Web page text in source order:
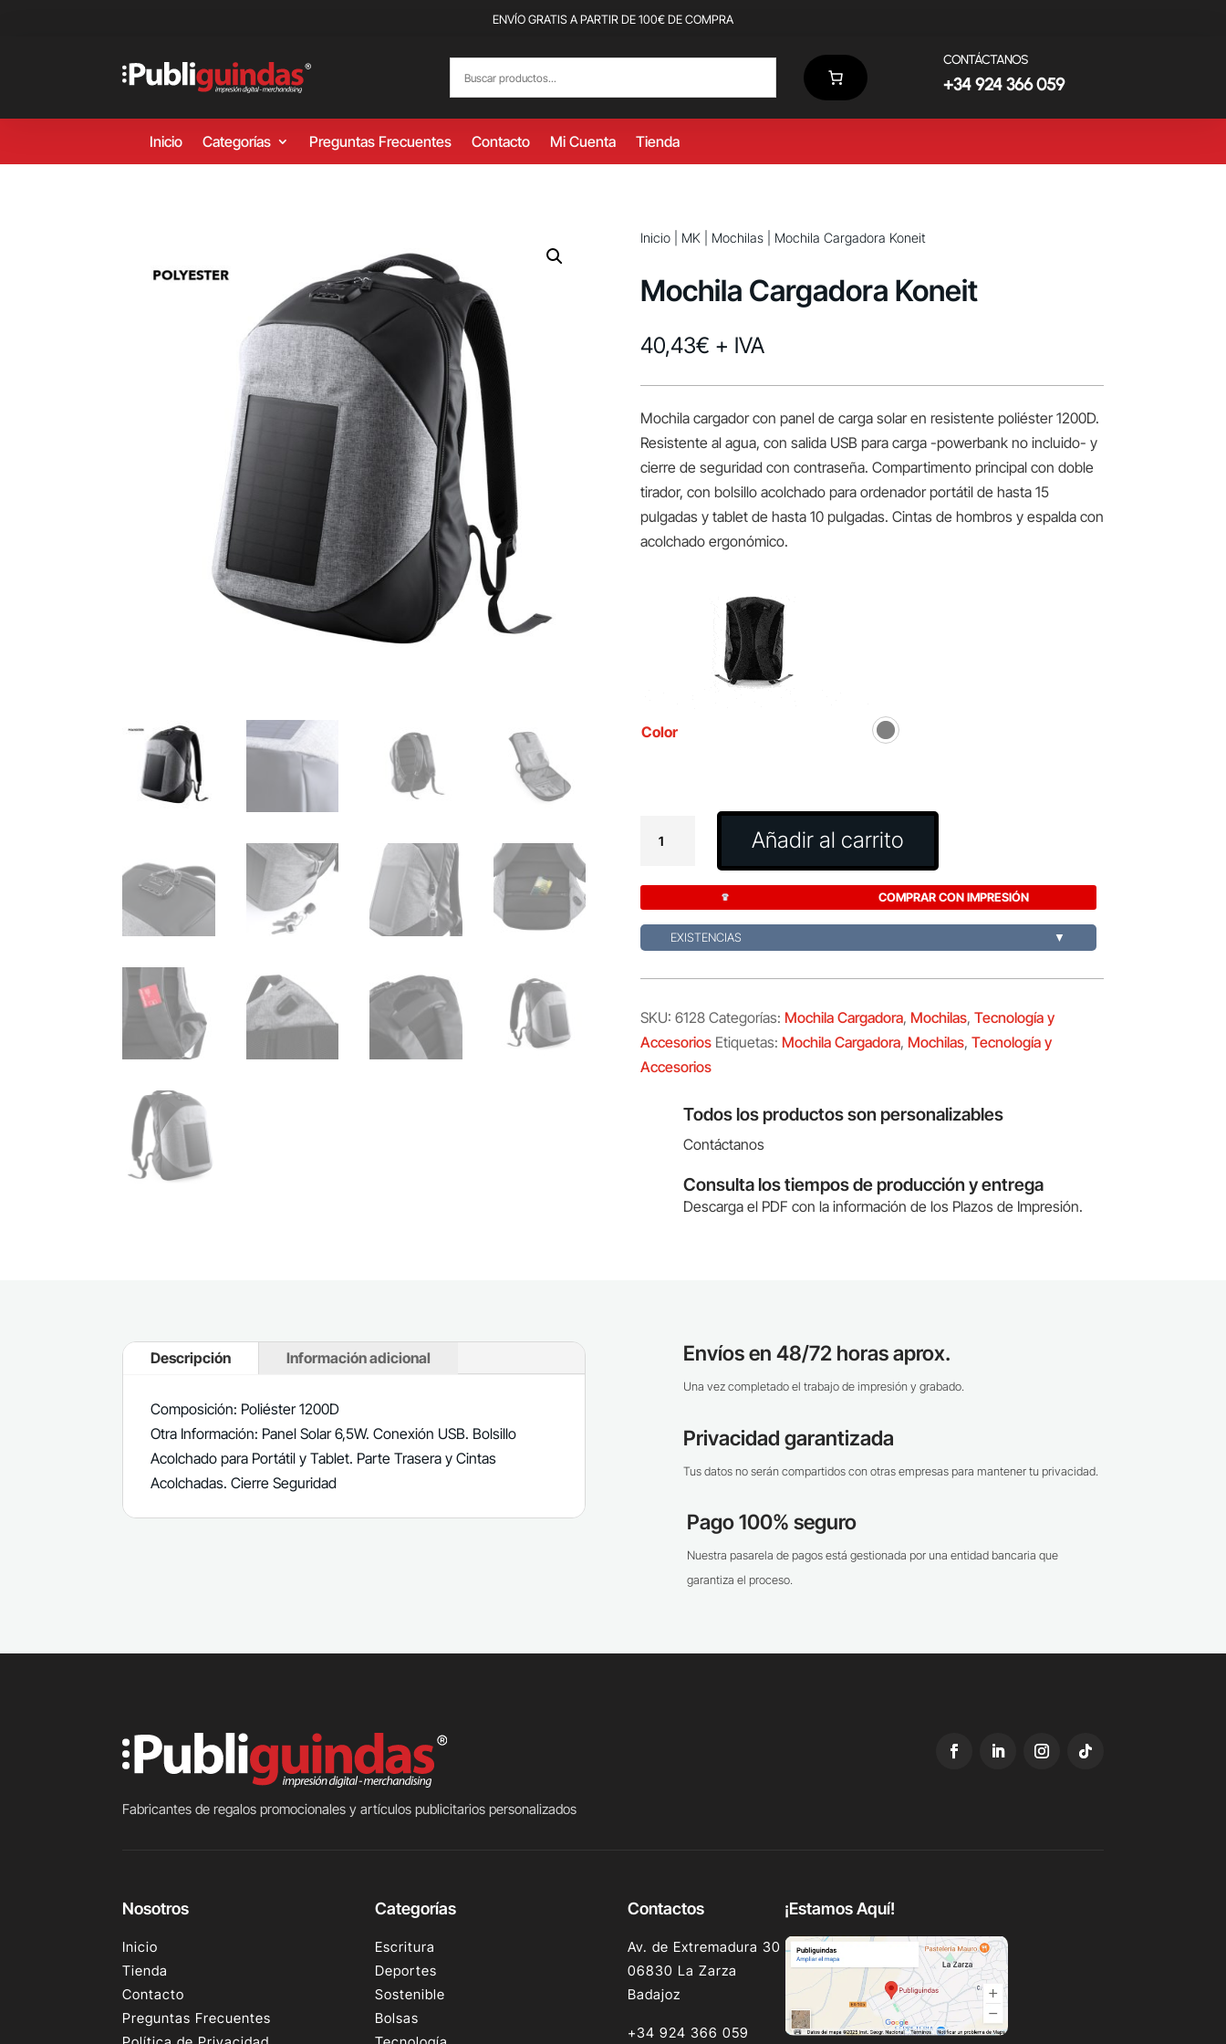
ENVÍO GRATIS A PARTIR DE 100€ DE COMPRA
CONTÁCTANOS
+34 924 366 059
Inicio Categorías Preguntas Frecuentes Contacto Mi Cuenta Tienda
Inicio| MK| Mochilas| Mochila Cargadora Koneit
Mochila Cargadora Koneit
40,43€ + IVA
Mochila cargador con panel de carga solar en resistente poliéster 1200D.
Resistente al agua, con salida USB para carga -powerbank no incluido- y
cierre de seguridad con contraseña. Compartimento principal con doble
tirador, con bolsillo acolchado para ordenador portátil de hasta 15
pulgadas y tablet de hasta 10 pulgadas. Cintas de hombros y espalda con
acolchado ergonómico.
Color
Cargadora
Añadir al carrito
COMPRAR CON IMPRESIÓN
EXISTENCIAS ▼
SKU: 6128 Categorías: Mochila Cargadora, Mochilas, Tecnología y
Accesorios Etiquetas: Mochila Cargadora, Mochilas, Tecnología y
Accesorios
Todos los productos son personalizables
Contáctanos
Consulta los tiempos de producción y entrega
Descarga el PDF con la información de los Plazos de Impresión.
Descripción Información adicional
Composición: Poliéster 1200D
Otra Información: Panel Solar 6,5W. Conexión USB. Bolsillo
Acolchado para Portátil y Tablet. Parte Trasera y Cintas
Acolchadas. Cierre Seguridad
Envíos en 48/72 horas aprox.
Una vez completado el trabajo de impresión y grabado.
Privacidad garantizada
Tus datos no serán compartidos con otras empresas para mantener tu privacidad.
Pago 100% seguro
Nuestra pasarela de pagos está gestionada por una entidad bancaria que
garantiza el proceso.
Fabricantes de regalos promocionales y artículos publicitarios personalizados
Nosotros
Inicio
Tienda
Contacto
Preguntas Frecuentes
Categorías
Escritura
Deportes
Sostenible
Bolsas
Contactos
Av. de Extremadura 30
06830 La Zarza
Badajoz
+34 924 366 059
¡Estamos Aquí!